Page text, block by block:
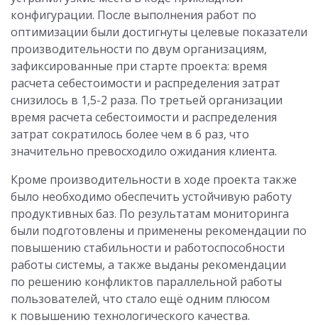
конфигурации. После выполнения работ по
оптимизации были достигнуты целевые показатели
производительности по двум организациям,
зафиксированные при старте проекта: время
расчета себестоимости и распределения затрат
снизилось в 1,5-2 раза. По третьей организации
время расчета себестоимости и распределения
затрат сократилось более чем в 6 раз, что
значительно превосходило ожидания клиента.
Кроме производительности в ходе проекта также
было необходимо обеспечить устойчивую работу
продуктивных баз. По результатам мониторинга
были подготовлены и применены рекомендации по
повышению стабильности и работоспособности
работы системы, а также выданы рекомендации
по решению конфликтов параллельной работы
пользователей, что стало ещё одним плюсом
к повышению технологического качества.